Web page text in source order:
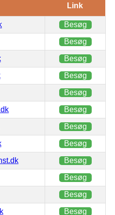
Link
Besøg
Besøg
Besøg
Besøg
Besøg
Besøg
Besøg
Besøg
Besøg
Besøg
Besøg
Besøg